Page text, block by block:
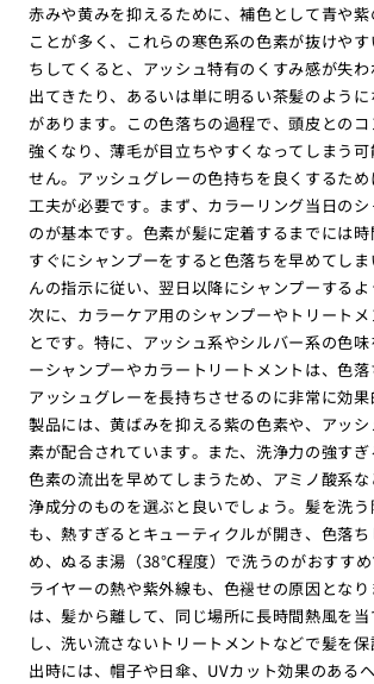
赤みや黄みを抑えるために、補色として青や
ことが多く、これらの寒色系の色素が抜けや
ちしてくると、アッシュ特有のくすみ感が失
出てきたり、あるいは単に明るい茶髪のよう
があります。この色落ちの過程で、頭皮との
強くなり、薄毛が目立ちやすくなってしまう
せん。アッシュグレーの色持ちを良くするた
工夫が必要です。まず、カラーリング当日の
のが基本です。色素が髪に定着するまでには時
すぐにシャンプーをすると色落ちを早めてし
んの指示に従い、翌日以降にシャンプーするよ
次に、カラーケア用のシャンプーやトリート
とです。特に、アッシュ系やシルバー系の色
ーシャンプーやカラートリートメントは、色
アッシュグレーを長持ちさせるのに非常に効
製品には、黄ばみを抑える紫の色素や、アッ
素が配合されています。また、洗浄力の強すぎ
色素の流出を早めてしまうため、アミノ酸系
浄成分のものを選ぶと良いでしょう。髪を洗
も、熱すぎるとキューティクルが開き、色落
め、ぬるま湯（38℃程度）で洗うのがおすす
ライヤーの熱や紫外線も、色褪せの原因とな
は、髪から離して、同じ場所に長時間熱風を
し、洗い流さないトリートメントなどで髪を
出時には、帽子や日傘、UVカット効果のある